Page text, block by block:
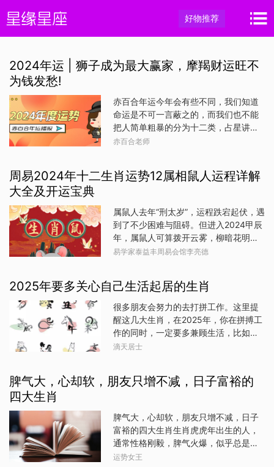
好物推荐
2024年运 | 狮子成为最大赢家，摩羯财运旺不
为钱发愁!
赤百合年运今年会有些不同，我们知道
命运是不可一言蔽之的，而我们也不能
把人简单粗暴的分为十二类，占星讲述
的是概率，而更直观的了解我们的命运
码，你可以通过自己看到的图像去找寻
实上天早已给出了答案。我是一直陪伴
你的赤百合。2024是寻找安全感的一
年，在经历前面三年的波动后，一部分
已经重新定义了自己，你们很可能是未
彷徨试错，不知道该何去何从，你们是
未来二十年的建设者成就者。时代是每
个人的命运背景板，如果一个人在恰好
的时间，做了恰好的选择，并积极去行
动，那他就是人间的幸运儿，因为他可
以轻易获得巨大成功，所谓的运气、行
要转换到一个新的频道，我们的意识关
赤百合老师
周易2024年十二生肖运势12属相鼠人运程详解
大全及开运宝典
属鼠人去年“刑太岁”，运程跌宕起伏，遇
到了不少困难与阻碍。但进入2024甲辰
年，属鼠人可算拨开云雾，柳暗花明
了，流年天干甲木为伤官，地支辰土为
运程中，属鼠人还需保持冷静，谨慎以
待。那么，在新的一年里，属鼠人会有
什么机遇降临？又有哪些需要特别关注
的事宜？泰益丰周易会馆玄学易学家李
亮德老师为大家讲解2024年属鼠人开运
宝典，帮您趋吉避凶，独“鼠”一帜！流年
华横溢机遇显谨言慎行运通达三合 正
利之合。这预示着属鼠人今年将迎来许
多志同道合的合作伙伴，能够一起攻克
难题，共同发展事业。属鼠人应珍惜这
样的机遇，加强与周围人的沟通，精心
易学家泰益丰周易会馆李亮德
2025年要多关心自己生活起居的生肖
很多朋友会努力的去打拼工作。这里提
醒这几大生肖，在2025年，你在拼搏工
作的同时，一定要多兼顾生活，比如多
关注家人，多关心自己的健康，不要太
是做不完的，但生活是要好好照顾好自
多关注自己的饮食起居，不要透支自己
的体力，比如天冷了要及时加衣，也不
要老熬夜，不要过于的透支自己的体
力，如果去锻炼那要适可而止。生肖属
滴天居士
脾气大，心却软，朋友只增不减，日子富裕的
四大生肖
脾气大，心却软，朋友只增不减，日子
富裕的四大生肖生肖虎虎年出生的人，
通常性格刚毅，脾气火爆，似乎总是带
着一股不可一世的傲气。然而，他们的
运势女王